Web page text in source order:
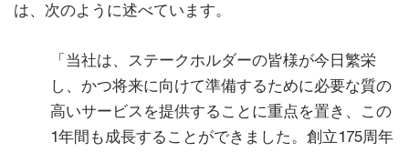
は、次のように述べています。
「当社は、ステークホルダーの皆様が今日繁栄
し、かつ将来に向けて準備するために必要な質の
高いサービスを提供することに重点を置き、この
1年間も成長することができました。創立175周年